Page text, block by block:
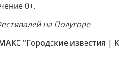
0+.
на Полугоре
"Городские известия |